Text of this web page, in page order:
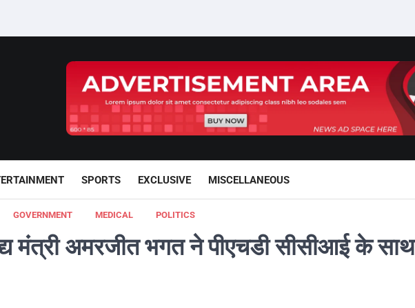
SPORTS EXCLUSIVE MISCELLANEOUS
GOVERNMENT MEDICAL POLITICS
मंत्री अमरजीत भगत ने पीएचडी सीसीआई के साथ